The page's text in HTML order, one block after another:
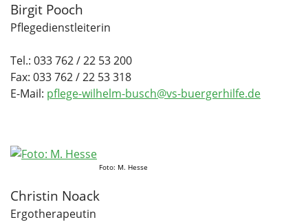
Birgit Pooch
Pflegedienstleiterin
Tel.: 033 762 / 22 53 200
Fax: 033 762 / 22 53 318
E-Mail: pflege-wilhelm-busch@vs-buergerhilfe.de
Foto: M. Hesse
Christin Noack
Ergotherapeutin